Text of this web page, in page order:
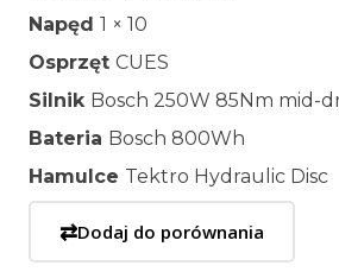
Napęd 1 × 10
Osprzęt CUES
Silnik Bosch 250W 85Nm mid-
Bateria Bosch 800Wh
Hamulce Tektro Hydraulic Disc
⇄Dodaj do porównania